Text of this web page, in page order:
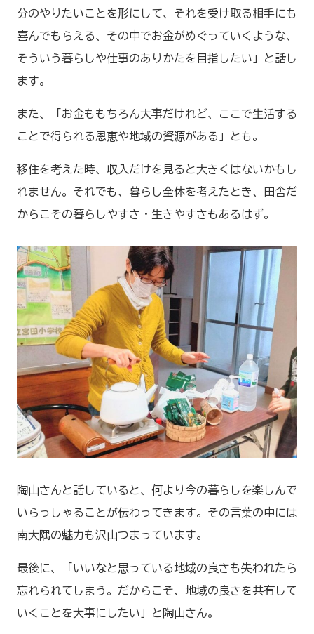
分のやりたいことを形にして、それを受け取る相手にも
喜んでもらえる、その中でお金がめぐっていくような、
そういう暮らしや仕事のありかたを目指したい」と話し
ます。
また、「お金ももちろん大事だけれど、ここで生活する
ことで得られる恩恵や地域の資源がある」とも。
移住を考えた時、収入だけを見ると大きくはないかもし
れません。それでも、暮らし全体を考えたとき、田舎だ
からこその暮らしやすさ・生きやすさもあるはず。
陶山さんと話していると、何より今の暮らしを楽しんで
いらっしゃることが伝わってきます。その言葉の中には
南大隅の魅力も沢山つまっています。
最後に、「いいなと思っている地域の良さも失われたら
忘れられてしまう。だからこそ、地域の良さを共有して
いくことを大事にしたい」と陶山さん。